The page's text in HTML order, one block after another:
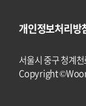
개인정보처리방
서울시 중구 청계
Copyright